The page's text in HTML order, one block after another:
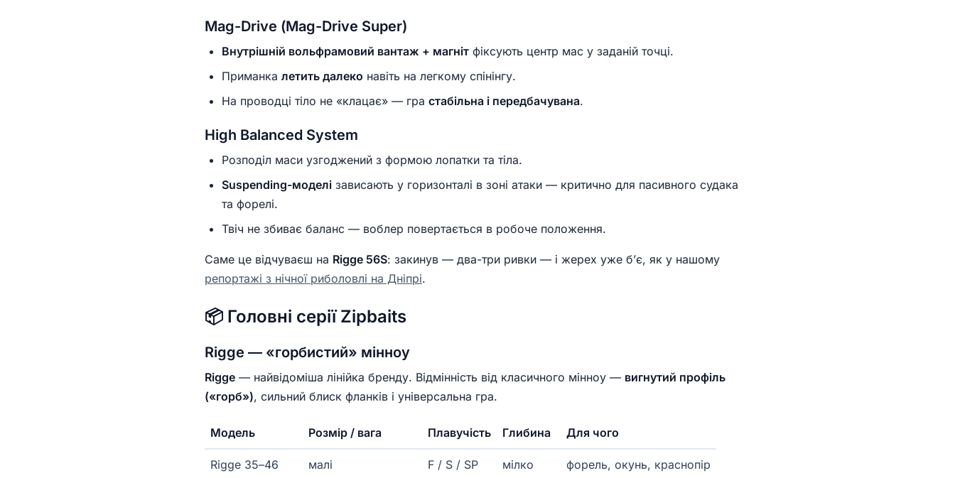
Mag-Drive (Mag-Drive Super)
Внутрішній вольфрамовий вантаж + магніт фіксують центр мас у заданій точці.
Приманка летить далеко навіть на легкому спінінгу.
На проводці тіло не «клацає» — гра стабільна і передбачувана.
High Balanced System
Розподіл маси узгоджений з формою лопатки та тіла.
Suspending-моделі зависають у горизонталі в зоні атаки — критично для пасивного судака
та форелі.
Твіч не збиває баланс — воблер повертається в робоче положення.
Саме це відчуваєш на Rigge 56S: закинув — два-три ривки — і жерех уже б’є, як у нашому
репортажі з нічної риболовлі на Дніпрі.
📦 Головні серії Zipbaits
Rigge — «горбистий» мінноу
Rigge — найвідоміша лінійка бренду. Відмінність від класичного мінноу — вигнутий профіль
(«горб»), сильний блиск фланків і універсальна гра.
Модель Розмір / вага Плавучість Глибина Для чого
Rigge 35–46 малі F / S / SP мілко форель, окунь, краснопір